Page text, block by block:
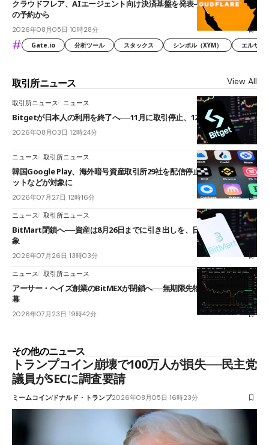
クラウドフレア、AIエージェント向け決済基盤を発表──まずハンドル名
の予約から
2026年08月05日 10時28分
# Gate.io 分析ツール スタックス シンボル（XYM） エルサル
取引所ニュース View All
取引所ニュース ニュース
Bitgetが日本人の利用を終了へ──11月に取引停止、12月末に強制決済
2026年08月03日 12時24分
ニュース 取引所ニュース
韓国Google Play、海外暗号資産取引所29社を配信停止──OKXやバイビ
ットなどが対象に
2026年07月27日 12時16分
ニュース 取引所ニュース
BitMart閉鎖へ──資産は8月26日までに引き出しを、日本人利用者も対
象
2026年07月26日 13時03分
ニュース 取引所ニュース
アーサー・ヘイズ創業のBitMEXが閉鎖へ──無期限先物を生んだ11年に
幕
2026年07月23日 19時42分
その他のニュース
トランプコイン崩壊で100万人が損失──民主党
議員がSECに調査要請
ミームコインドナルド・トランプ2026年08月05日 16時23分